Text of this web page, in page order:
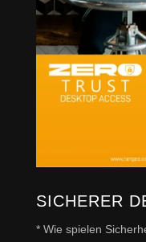
SICHERER
* Wie spielen